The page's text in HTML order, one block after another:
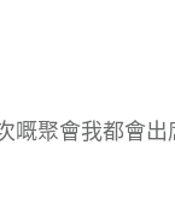
聚會我都會出